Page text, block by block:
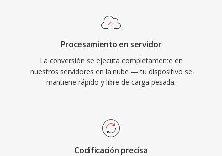
Procesamiento en servidor
La conversión se ejecuta completamente en
nuestros servidores en la nube — tu dispositivo se
mantiene rápido y libre de carga pesada.
Codificación precisa